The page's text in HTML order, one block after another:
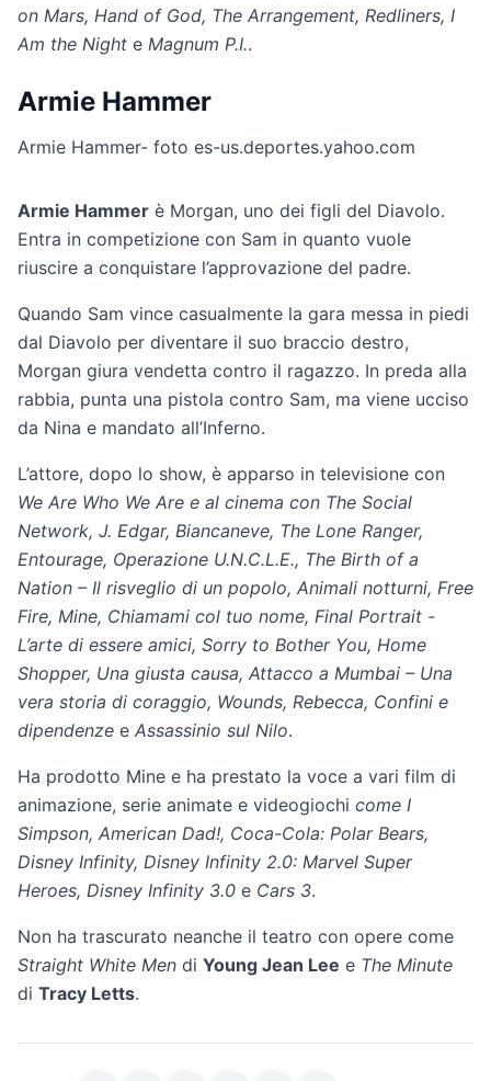
on Mars, Hand of God, The Arrangement, Redliners, I
Am the Night e Magnum P.I..
Armie Hammer
Armie Hammer- foto es-us.deportes.yahoo.com
Armie Hammer è Morgan, uno dei figli del Diavolo.
Entra in competizione con Sam in quanto vuole
riuscire a conquistare l’approvazione del padre.
Quando Sam vince casualmente la gara messa in piedi
dal Diavolo per diventare il suo braccio destro,
Morgan giura vendetta contro il ragazzo. In preda alla
rabbia, punta una pistola contro Sam, ma viene ucciso
da Nina e mandato all’Inferno.
L’attore, dopo lo show, è apparso in televisione con
We Are Who We Are e al cinema con The Social
Network, J. Edgar, Biancaneve, The Lone Ranger,
Entourage, Operazione U.N.C.L.E., The Birth of a
Nation – Il risveglio di un popolo, Animali notturni, Free
Fire, Mine, Chiamami col tuo nome, Final Portrait -
L’arte di essere amici, Sorry to Bother You, Home
Shopper, Una giusta causa, Attacco a Mumbai – Una
vera storia di coraggio, Wounds, Rebecca, Confini e
dipendenze e Assassinio sul Nilo.
Ha prodotto Mine e ha prestato la voce a vari film di
animazione, serie animate e videogiochi come I
Simpson, American Dad!, Coca-Cola: Polar Bears,
Disney Infinity, Disney Infinity 2.0: Marvel Super
Heroes, Disney Infinity 3.0 e Cars 3.
Non ha trascurato neanche il teatro con opere come
Straight White Men di Young Jean Lee e The Minute
di Tracy Letts.